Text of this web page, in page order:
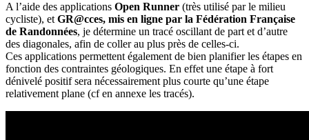
A l’aide des applications Open Runner (très utilisé par le milieu
cycliste), et GR@cces, mis en ligne par la Fédération Française
de Randonnées, je détermine un tracé oscillant de part et d’autre
des diagonales, afin de coller au plus près de celles-ci.
Ces applications permettent également de bien planifier les étapes en
fonction des contraintes géologiques. En effet une étape à fort
dénivelé positif sera nécessairement plus courte qu’une étape
relativement plane (cf en annexe les tracés).